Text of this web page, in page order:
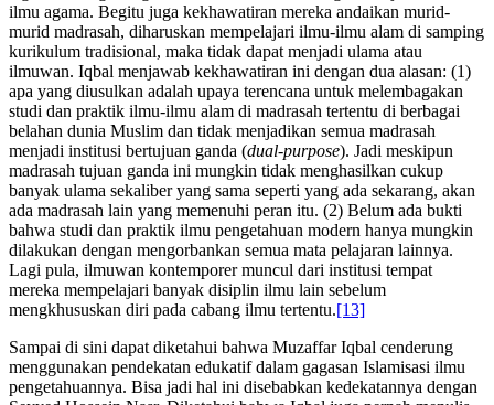
ilmu agama. Begitu juga kekhawatiran mereka andaikan murid-
murid madrasah, diharuskan mempelajari ilmu-ilmu alam di samping
kurikulum tradisional, maka tidak dapat menjadi ulama atau
ilmuwan. Iqbal menjawab kekhawatiran ini dengan dua alasan: (1)
apa yang diusulkan adalah upaya terencana untuk melembagakan
studi dan praktik ilmu-ilmu alam di madrasah tertentu di berbagai
belahan dunia Muslim dan tidak menjadikan semua madrasah
menjadi institusi bertujuan ganda (dual-purpose). Jadi meskipun
madrasah tujuan ganda ini mungkin tidak menghasilkan cukup
banyak ulama sekaliber yang sama seperti yang ada sekarang, akan
ada madrasah lain yang memenuhi peran itu. (2) Belum ada bukti
bahwa studi dan praktik ilmu pengetahuan modern hanya mungkin
dilakukan dengan mengorbankan semua mata pelajaran lainnya.
Lagi pula, ilmuwan kontemporer muncul dari institusi tempat
mereka mempelajari banyak disiplin ilmu lain sebelum
mengkhususkan diri pada cabang ilmu tertentu.[13]
Sampai di sini dapat diketahui bahwa Muzaffar Iqbal cenderung
menggunakan pendekatan edukatif dalam gagasan Islamisasi ilmu
pengetahuannya. Bisa jadi hal ini disebabkan kedekatannya dengan